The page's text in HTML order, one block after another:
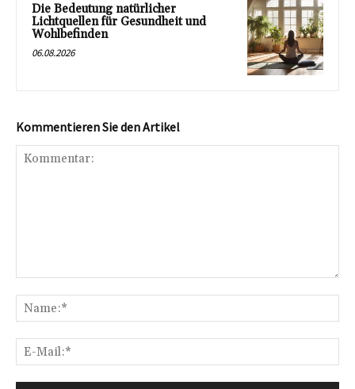
Die Bedeutung natürlicher
Lichtquellen für Gesundheit und
Wohlbefinden
06.08.2026
Kommentieren Sie den Artikel